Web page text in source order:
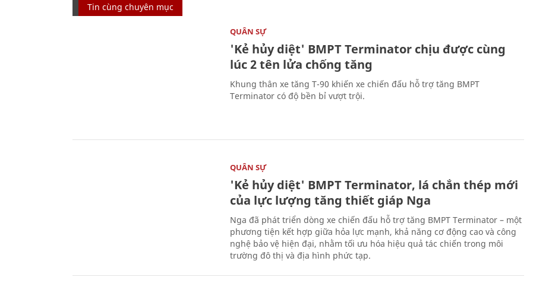
Tin cùng chuyên mục
QUÂN SỰ
'Kẻ hủy diệt' BMPT Terminator chịu được cùng
lúc 2 tên lửa chống tăng
Khung thân xe tăng T-90 khiến xe chiến đấu hỗ trợ tăng BMPT
Terminator có độ bền bỉ vượt trội.
QUÂN SỰ
'Kẻ hủy diệt' BMPT Terminator, lá chắn thép mới
của lực lượng tăng thiết giáp Nga
Nga đã phát triển dòng xe chiến đấu hỗ trợ tăng BMPT Terminator – một
phương tiện kết hợp giữa hỏa lực mạnh, khả năng cơ động cao và công
nghệ bảo vệ hiện đại, nhằm tối ưu hóa hiệu quả tác chiến trong môi
trường đô thị và địa hình phức tạp.